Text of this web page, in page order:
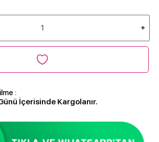
:
İçerisinde Kargolanır.